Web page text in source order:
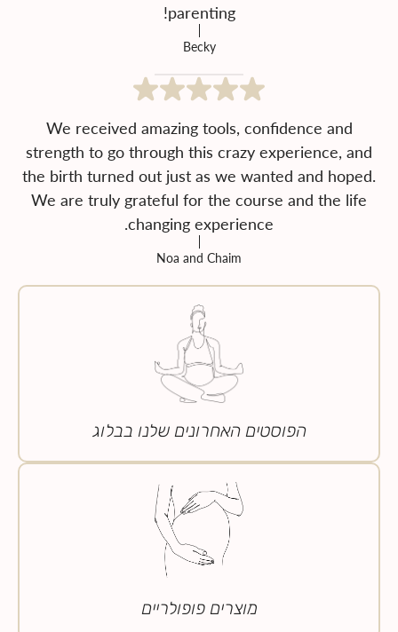
parenting!
Becky
We received amazing tools, confidence and
strength to go through this crazy experience, and
the birth turned out just as we wanted and hoped.
We are truly grateful for the course and the life
changing experience.
Noa and Chaim
הפוסטים האחרונים שלנו בבלוג
מוצרים פופולריים